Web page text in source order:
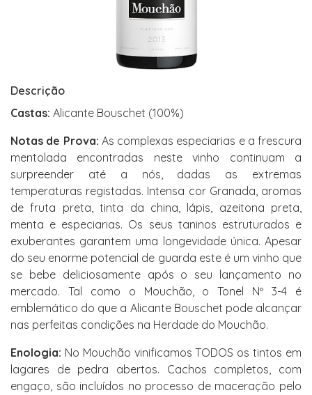
Descrição
Castas: Alicante Bouschet (100%)
Notas de Prova: As complexas especiarias e a frescura
mentolada encontradas neste vinho continuam a
surpreender até a nós, dadas as extremas
temperaturas registadas. Intensa cor Granada, aromas
de fruta preta, tinta da china, lápis, azeitona preta,
menta e especiarias. Os seus taninos estruturados e
exuberantes garantem uma longevidade única. Apesar
do seu enorme potencial de guarda este é um vinho que
se bebe deliciosamente após o seu lançamento no
mercado. Tal como o Mouchão, o Tonel Nº 3-4 é
emblemático do que a Alicante Bouschet pode alcançar
nas perfeitas condições na Herdade do Mouchão.
Enologia: No Mouchão vinificamos TODOS os tintos em
lagares de pedra abertos. Cachos completos, com
engaço, são incluídos no processo de maceração pelo